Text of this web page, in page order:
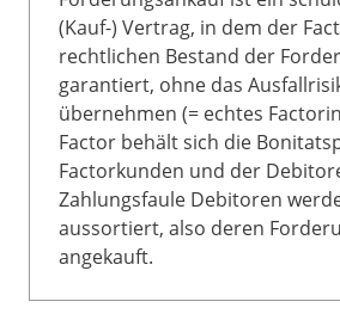
(Kauf-) Vertrag, in dem der
rechtlichen Bestand der
garantiert, ohne das
übernehmen (= echtes
Factor behält sich die
Factorkunden und der
Zahlungsfaule Debitoren
aussortiert, also deren
angekauft.